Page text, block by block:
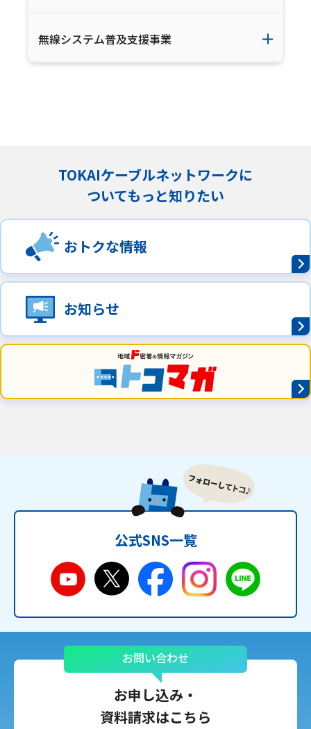
無線システム普及支援事業
TOKAIケーブルネットワークに
ついてもっと知りたい
おトクな情報
お知らせ
公式SNS一覧
お問い合わせ
お申し込み・
資料請求はこちら